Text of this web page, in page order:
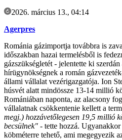
2026. március 13., 04:14
Agerpres
Románia gázimportja továbbra is
időszakban hazai termelésből is
gázszükségletét - jelentette ki
hírügynökségnek a román
állami vállalat vezérigazgatója. Ion
húsvét alatt mindössze 13-14 millió
Romániában naponta, az alacsony
vállalatnak csökkentenie kellett a
megj.) hozzávetőlegesen 19,5 millió
becsülnek" - tette hozzá.
köbméterre tehető, ami megegyezik